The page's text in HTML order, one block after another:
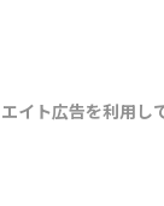
イト広告を利用し